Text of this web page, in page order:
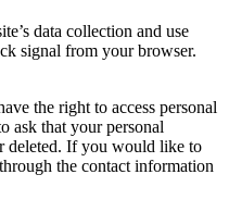
data collection and use
signal from your browser.
the right to access personal
ask that your personal
deleted. If you would like to
the contact information